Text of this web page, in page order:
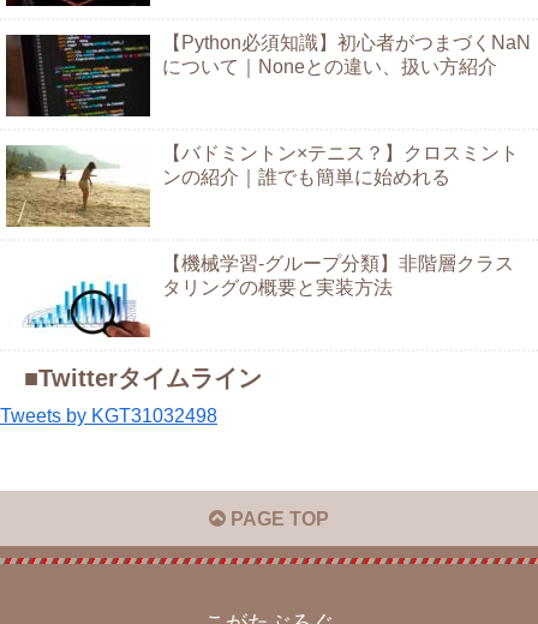
【Python必須知識】初心者がつまづくNaN
について｜Noneとの違い、扱い方紹介
【バドミントン×テニス？】クロスミント
ンの紹介｜誰でも簡単に始めれる
【機械学習-グループ分類】非階層クラス
タリングの概要と実装方法
■Twitterタイムライン
Tweets by KGT31032498
PAGE TOP